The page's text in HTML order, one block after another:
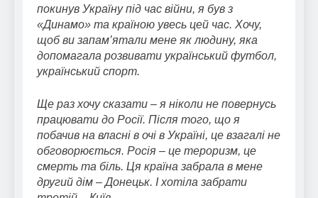
покинув Україну під час війни, я був з
«Динамо» та країною увесь цей час. Хочу,
щоб ви запам’ятали мене як людину, яка
допомагала розвивати український футбол,
український спорт.
Ще раз хочу сказати – я ніколи не повернусь
працювати до Росії. Після того, що я
побачив на власні в очі в Україні, це взагалі не
обговорюється. Росія – це тероризм, це
смерть та біль. Ця країна забрала в мене
другий дім – Донецьк. І хотіла забрати